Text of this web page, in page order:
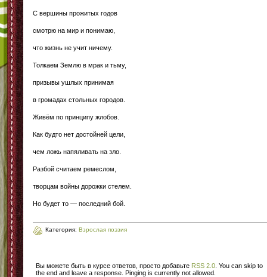
С вершины прожитых годов
смотрю на мир и понимаю,
что жизнь не учит ничему.
Толкаем Землю в мрак и тьму,
призывы ушлых принимая
в громадах стольных городов.
Живём по принципу жлобов.
Как будто нет достойней цели,
чем ложь напяливать на зло.
Разбой считаем ремеслом,
творцам войны дорожки стелем.
Но будет то — последний бой.
Категория: Взрослая поэзия
Вы можете быть в курсе ответов, просто добавьте RSS 2.0 . You can skip to
the end and leave a response. Pinging is currently not allowed.